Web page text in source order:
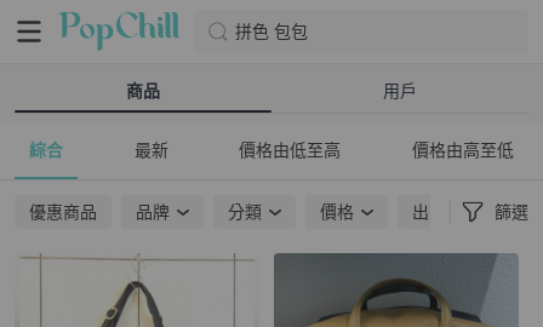
拼色 包包
商品 用戶
綜合 最新 價格由低至高 價格由高至低
優惠商品 品牌 分類 價格 出貨地點 篩選